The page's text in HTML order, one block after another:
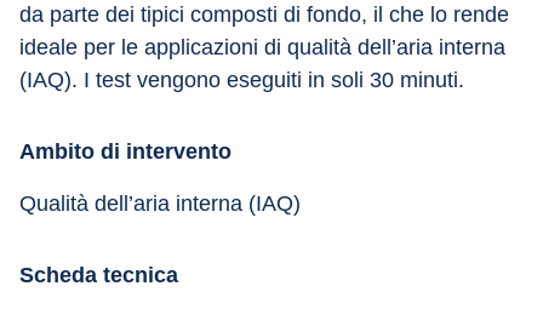
da parte dei tipici composti di fondo, il che lo rende
ideale per le applicazioni di qualità dell’aria interna
(IAQ). I test vengono eseguiti in soli 30 minuti.
Ambito di intervento
Qualità dell’aria interna (IAQ)
Scheda tecnica